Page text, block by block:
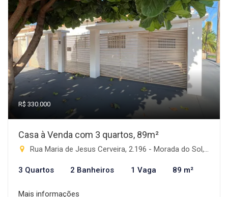
R$ 330.000
Casa à Venda com 3 quartos, 89m²
Rua Maria de Jesus Cerveira, 2.196 - Morada do Sol, Rio Brilhante-MS
3 Quartos 2 Banheiros 1 Vaga 89 m²
Mais informações